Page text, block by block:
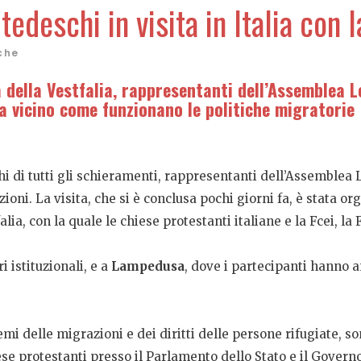
in visita in Italia con
Vestfalia, rappresentanti
vicino come funzionano le politiche migratorie
di tutti gli schieramenti, rappresentanti
La visita, che si è conclusa pochi giorni fa, è stata
con la quale le chiese protestanti italiane e la Fcei, la
istituzionali, e a Lampedusa, dove i partecipanti hanno
delle migrazioni e dei diritti delle persone rifugiate,
protestanti presso il Parlamento dello Stato e il